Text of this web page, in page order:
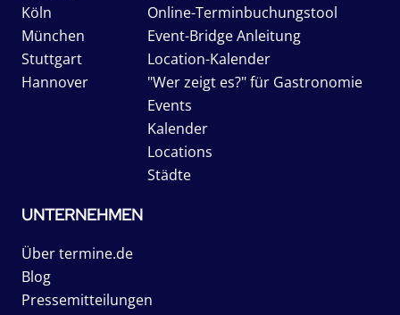
Köln
München
Stuttgart
Hannover
Online-Terminbuchungstool
Event-Bridge Anleitung
Location-Kalender
"Wer zeigt es?" für Gastronomie
Events
Kalender
Locations
Städte
UNTERNEHMEN
Über termine.de
Blog
Pressemitteilungen